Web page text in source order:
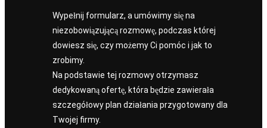
Wypełnij formularz, a umówimy się na
niezobowiązującą rozmowę, podczas której
dowiesz się, czy możemy Ci pomóc i jak to
zrobimy.
Na podstawie tej rozmowy otrzymasz
dedykowaną ofertę, która będzie zawierała
szczegółowy plan działania przygotowany dla
Twojej firmy.